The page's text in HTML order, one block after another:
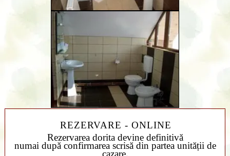
REZERVARE - ONLINE
Rezervarea dorita devine definitivă
numai după confirmarea scrisă din partea unității de